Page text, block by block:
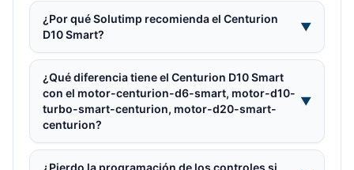
¿Por qué Solutimp recomienda el Centurion
D10 Smart?
▼
¿Qué diferencia tiene el Centurion D10 Smart
con el motor-centurion-d6-smart, motor-d10-
turbo-smart-centurion, motor-d20-smart-
centurion?
▼
¿Pierdo la programación de los controles si